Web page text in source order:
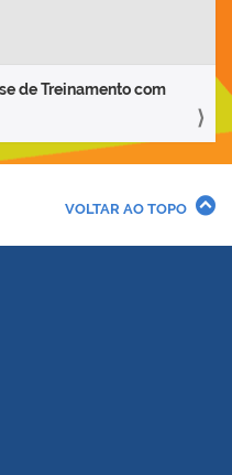
de Treinamento com
VOLTAR AO TOPO